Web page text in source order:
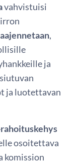
vahvistuisi
,
ja
ja luotettavan
osoitettava
komission